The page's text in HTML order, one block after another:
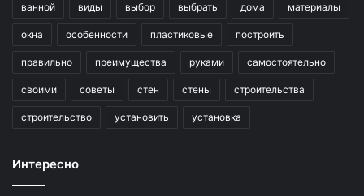
ванной виды выбор выбрать дома материалы
окна особенности пластиковые построить
правильно преимущества руками самостоятельно
своими советы стен стены строительства
строительство установить установка
Интересно